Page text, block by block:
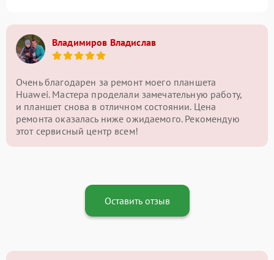
Владимиров Владислав
Очень благодарен за ремонт моего планшета
Huawei. Мастера проделали замечательную работу,
и планшет снова в отличном состоянии. Цена
ремонта оказалась ниже ожидаемого. Рекомендую
этот сервисный центр всем!
Оставить отзыв